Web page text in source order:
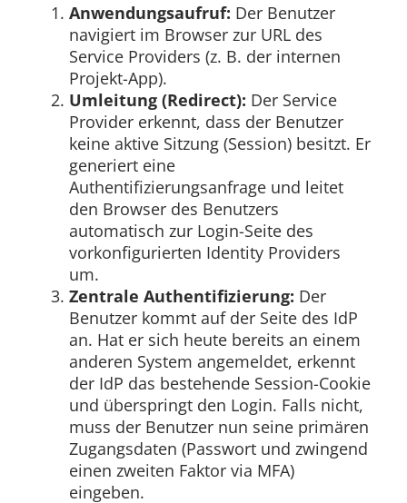
Anwendungsaufruf: Der Benutzer
navigiert im Browser zur URL des
Service Providers (z. B. der internen
Projekt-App).
Umleitung (Redirect): Der Service
Provider erkennt, dass der Benutzer
keine aktive Sitzung (Session) besitzt. Er
generiert eine
Authentifizierungsanfrage und leitet
den Browser des Benutzers
automatisch zur Login-Seite des
vorkonfigurierten Identity Providers
um.
Zentrale Authentifizierung: Der
Benutzer kommt auf der Seite des IdP
an. Hat er sich heute bereits an einem
anderen System angemeldet, erkennt
der IdP das bestehende Session-Cookie
und überspringt den Login. Falls nicht,
muss der Benutzer nun seine primären
Zugangsdaten (Passwort und zwingend
einen zweiten Faktor via MFA)
eingeben.